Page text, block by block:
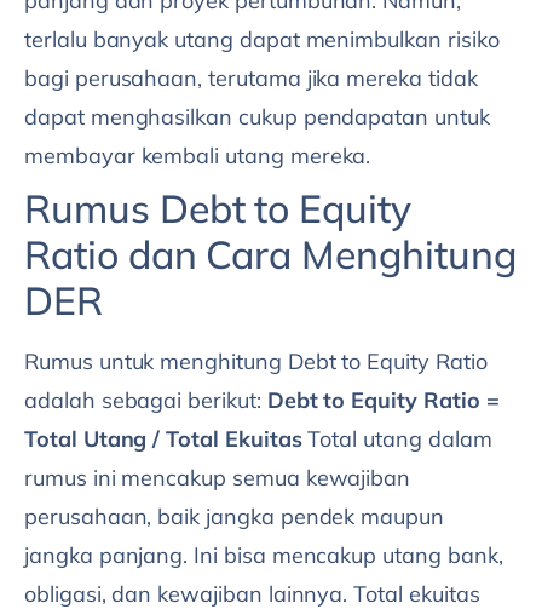
terlalu banyak utang dapat menimbulkan risiko
bagi perusahaan, terutama jika mereka tidak
dapat menghasilkan cukup pendapatan untuk
membayar kembali utang mereka.
Rumus Debt to Equity
Ratio dan Cara Menghitung
DER
Rumus untuk menghitung Debt to Equity Ratio
adalah sebagai berikut: Debt to Equity Ratio =
Total Utang / Total EkuitasTotal utang dalam
rumus ini mencakup semua kewajiban
perusahaan, baik jangka pendek maupun
jangka panjang. Ini bisa mencakup utang bank,
obligasi, dan kewajiban lainnya. Total ekuitas